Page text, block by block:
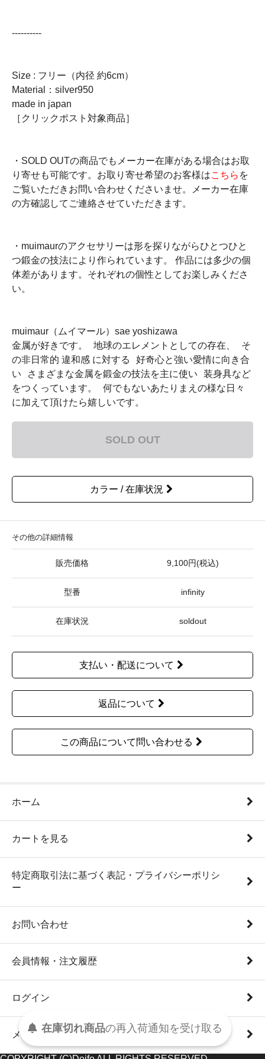
----------
Size : フリー（内径 約6cm）
Material：silver950
made in japan
［クリックポスト対象商品］
・SOLD OUTの商品でもメーカー在庫がある場合はお取
り寄せも可能です。お取り寄せ希望のお客様はこちら を
ご覧いただきお問い合わせくださいませ。メーカー在庫
の方確認してご連絡させていただきます。
・muimaurのアクセサリーは形を探りながらひとつひと
つ鍛金の技法により作られています。 作品には多少の個
体差があります。それぞれの個性としてお楽しみくださ
い。
muimaur（ムイマール）sae yoshizawa
金属が好きです。 地球のエレメントとしての存在、 そ
の非日常的 違和感 に対する 好奇心と強い愛情に向き合
い さまざまな金属を鍛金の技法を主に使い 装身具など
をつくっています。 何でもないあたりまえの様な日々
に加えて頂けたら嬉しいです。
SOLD OUT
カラー / 在庫状況
その他の詳細情報
販売価格 9,100円(税込)
型番 infinity
在庫状況 soldout
支払い・配送について
返品について
この商品について問い合わせる
ホーム
カートを見る
特定商取引法に基づく表記・プライバシーポリシ
ー
お問い合わせ
会員情報・注文履歴
ログイン
メルマガ登録・解除
在庫切れ商品の再入荷通知を受け取る